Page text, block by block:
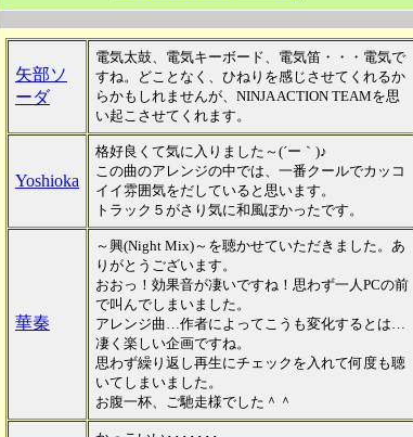
矢部ソ
ーダ
電気太鼓、電気キーボード、電気笛・・・電気で
すね。どことなく、ひねりを感じさせてくれるか
らかもしれませんが、NINJA ACTION TEAMを思
い起こさせてくれます。
Yoshioka
格好良くて気に入りました～(´ー｀)♪
この曲のアレンジの中では、一番クールでカッコ
イイ雰囲気をだしていると思います。
トラック５がさり気に和風ぽかったです。
華秦
～興(Night Mix)～を聴かせていただきました。あ
りがとうございます。
おおっ！効果音が凄いですね！思わず一人PCの前
で叫んでしまいました。
アレンジ曲…作者によってこうも変化するとは…
凄く楽しい企画ですね。
思わず繰り返し再生にチェックを入れて何度も聴
いてしまいました。
お腹一杯、ご馳走様でした＾＾